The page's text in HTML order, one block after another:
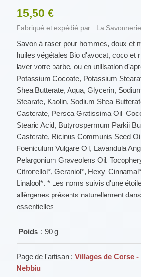
15,50 €
Fabriqué et expédié par : La
Savon à raser pour hommes, doux et
huiles végétales Bio d'avocat, coco et
laver votre barbe, ou en utilisation
Potassium Cocoate, Potassium
Shea Butterate, Aqua, Glycerin,
Stearate, Kaolin, Sodium Shea
Castorate, Persea Gratissima Oil,
Stearic Acid, Butyrospermum Parkii
Castorate, Ricinus Communis Seed
Foeniculum Vulgare Oil, Lavandula
Pelargonium Graveolens Oil,
Citronellol*, Geraniol*, Hexyl
Linalool*. * Les noms suivis d'une
allèrgenes présents naturellement
essentielles
Poids : 90 g
Page de l'artisan : Villages de Corse
Nebbiu